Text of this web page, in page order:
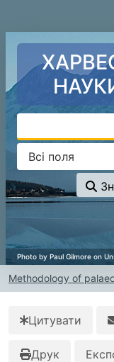
Methodology of
Цитувати
Друк